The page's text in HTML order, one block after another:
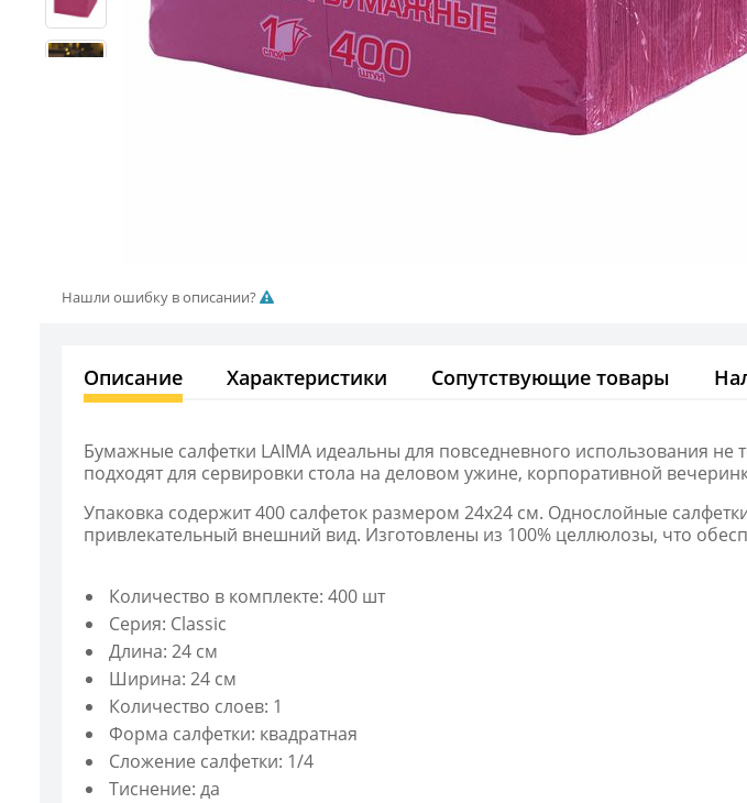
Нашли ошибку в описании?
Описание Характеристики Сопутствующие товары
Бумажные салфетки LAIMA идеальны для повседневного использования
подходят для сервировки стола на деловом ужине, корпоративной
Упаковка содержит 400 салфеток размером 24х24 см. Однослойные
привлекательный внешний вид. Изготовлены из 100% целлюлозы, что
Количество в комплекте: 400 шт
Серия: Classic
Длина: 24 см
Ширина: 24 см
Количество слоев: 1
Форма салфетки: квадратная
Сложение салфетки: 1/4
Тиснение: да